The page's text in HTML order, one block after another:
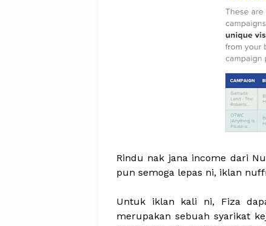
Rindu nak jana income dari
pun semoga lepas ni, iklan
Untuk iklan kali ni, Fiza
merupakan sebuah syarikat